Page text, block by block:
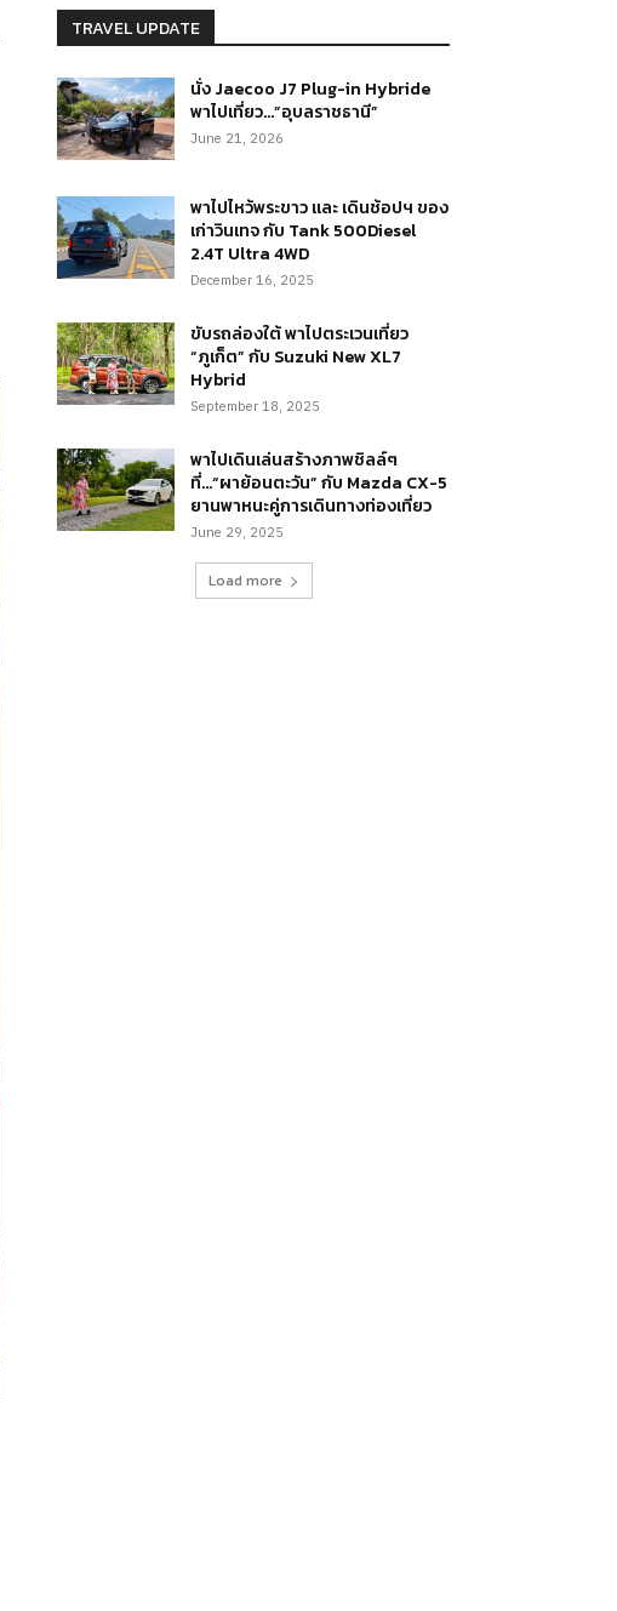
TRAVEL UPDATE
นั่ง Jaecoo J7 Plug-in Hybride
พาไปเที่ยว…”อุบลราชธานี”
June 21, 2026
พาไปไหว้พระขาว และ เดินช้อปฯ ของ
เก่าวินเทจ กับ Tank 500Diesel
2.4T Ultra 4WD
December 16, 2025
ขับรถล่องใต้ พาไปตระเวนเที่ยว
“ภูเก็ต” กับ Suzuki New XL7
Hybrid
September 18, 2025
พาไปเดินเล่นสร้างภาพชิลล์ๆ
ที่…“ผาย้อนตะวัน” กับ Mazda CX-5
ยานพาหนะคู่การเดินทางท่องเที่ยว
June 29, 2025
Load more